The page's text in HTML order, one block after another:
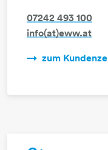
07242 493 100
info(at)eww.at
zum